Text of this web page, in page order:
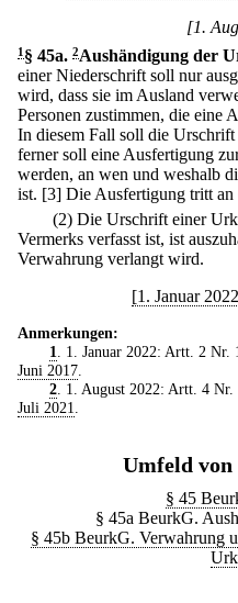
[1.
1 § 45a. 2Aushändigung der
einer Niederschrift soll nur
wird, dass sie im Ausland
Personen zustimmen, die eine
In diesem Fall soll die
ferner soll eine Ausfertigung
werden, an wen und weshalb
ist. [3] Die Ausfertigung tritt
(2) Die Urschrift einer
Vermerks verfasst ist, ist
Verwahrung verlangt wird.
[1. Januar
Anmerkungen:
1. 1. Januar 2022: Artt. 2 Nr.
Juni 2017.
2. 1. August 2022: Artt. 4 Nr.
Juli 2021.
Umfeld von
§ 45
§ 45a BeurkG.
§ 45b BeurkG. Verwahrung